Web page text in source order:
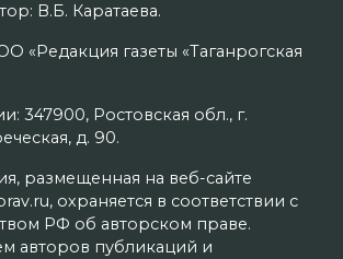
В.Б. Каратаева.
«Редакция газеты «Таганрогская
347900, Ростовская обл., г.
д. 90.
размещенная на веб-сайте
охраняется в соответствии с
РФ об авторском праве.
авторов публикаций и